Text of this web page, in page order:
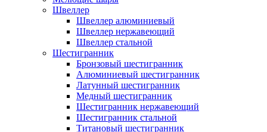
Швеллер
Швеллер алюминиевый
Швеллер нержавеющий
Швеллер стальной
Шестигранник
Бронзовый шестигранник
Алюминиевый шестигранник
Латунный шестигранник
Медный шестигранник
Шестигранник нержавеющий
Шестигранник стальной
Титановый шестигранник